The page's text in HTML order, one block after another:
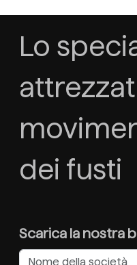
Lo
dei fusti
Scarica la nostra